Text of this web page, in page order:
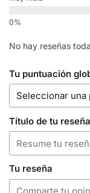
No hay reseñas
Tu puntuación
Título de tu reseña
Tu reseña